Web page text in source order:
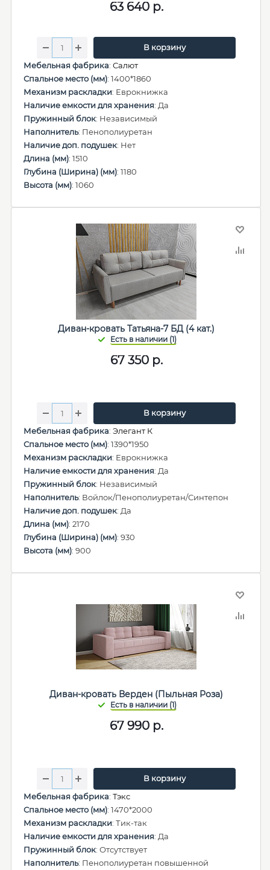
63 640р.
В корзину
Мебельная фабрика: Салют
Спальное место (мм): 1400*1860
Механизм раскладки: Еврокнижка
Наличие емкости для хранения: Да
Пружинный блок: Независимый
Наполнитель: Пенополиуретан
Наличие доп. подушек: Нет
Длина (мм): 1510
Глубина (Ширина) (мм): 1180
Высота (мм): 1060
Диван-кровать Татьяна-7 БД (4 кат.)
67 350р.
В корзину
Мебельная фабрика: Элегант К
Спальное место (мм): 1390*1950
Механизм раскладки: Еврокнижка
Наличие емкости для хранения: Да
Пружинный блок: Независимый
Наполнитель: Войлок/Пенополиуретан/Синтепон
Наличие доп. подушек: Да
Длина (мм): 2170
Глубина (Ширина) (мм): 930
Высота (мм): 900
Диван-кровать Верден (Пыльная Роза)
67 990р.
В корзину
Мебельная фабрика: Тэкс
Спальное место (мм): 1470*2000
Механизм раскладки: Тик-так
Наличие емкости для хранения: Да
Пружинный блок: Отсутствует
Наполнитель: Пенополиуретан повышенной